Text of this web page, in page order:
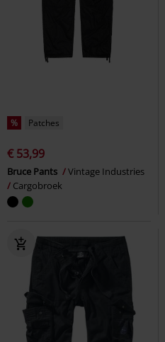
% Patches
€ 53,99
Bruce Pants
Vintage Industries
Cargobroek